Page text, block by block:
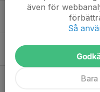
Svenska
7 nov 2025 0
0
även för
Så